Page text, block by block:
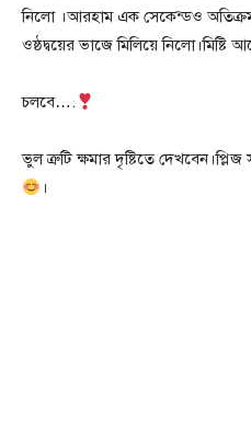
নিলো ।আরহাম এক সেকেন্ডও অতিক্রম
ওষ্ঠদ্বয়ের ভাজে মিলিয়ে
চলবে….
ভুল ত্রুটি ক্ষমার দৃষ্টিতে
।